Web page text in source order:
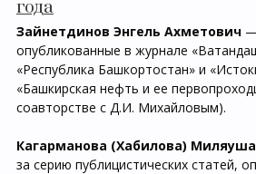
года
Зайнетдинов Энгель Ахметович
опубликованные в журнале
«Республика Башкортостан» и
«Башкирская нефть и ее
соавторстве с Д.И. Михайловым).
Кагарманова (Хабилова)
за серию публицистических статей,